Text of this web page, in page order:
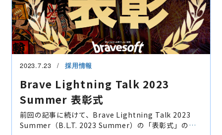
2023.7.23 採用情報
Brave Lightning Talk 2023
Summer 表彰式
前回の記事に続けて、Brave Lightning Talk 2023
Summer（B.L.T. 2023 Summer）の「表彰式」の模